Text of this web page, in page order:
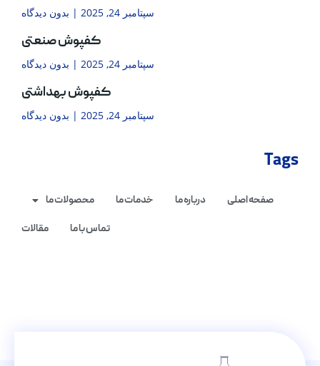
سپتامبر 24, 2025 بدون دیدگاه
کفپوش صنعتی
سپتامبر 24, 2025 بدون دیدگاه
کفپوش بهداشتی
سپتامبر 24, 2025 بدون دیدگاه
Tags
صفحه اصلی درباره ما خدمات ما
محصولات ما
تماس با ما
مقالات